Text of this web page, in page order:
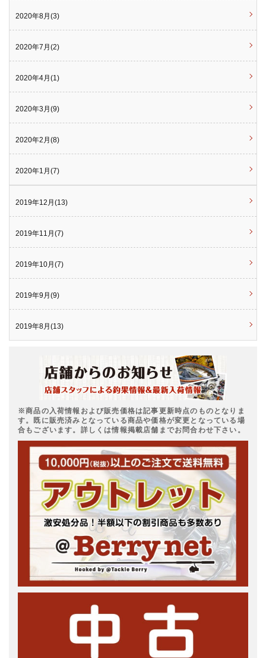
2020年8月(3)
2020年7月(2)
2020年4月(1)
2020年3月(9)
2020年2月(8)
2020年1月(7)
2019年12月(13)
2019年11月(7)
2019年10月(7)
2019年9月(9)
2019年8月(13)
※商品の入荷情報および販売価格は記事更新時点のものとなりま
す。既に販売済みとなっている商品や価格が変更となっている場
合もございます。詳しくは情報掲載店舗までお問合わせ下さい。